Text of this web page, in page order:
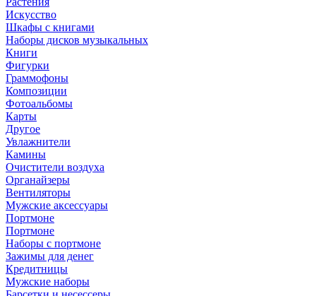
Искусство
Шкафы с книгами
Наборы дисков музыкальных
Книги
Фигурки
Граммофоны
Композиции
Фотоальбомы
Карты
Другое
Увлажнители
Камины
Очистители воздуха
Органайзеры
Вентиляторы
Мужские аксессуары
Портмоне
Портмоне
Наборы с портмоне
Зажимы для денег
Кредитницы
Мужские наборы